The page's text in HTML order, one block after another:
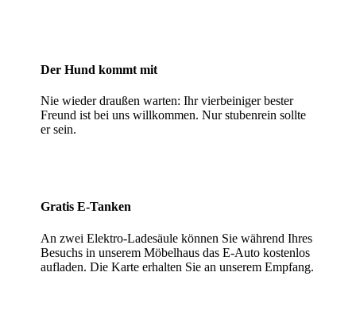
Der Hund kommt mit
Nie wieder draußen warten: Ihr vierbeiniger bester
Freund ist bei uns willkommen. Nur stubenrein sollte
er sein.
Gratis E-Tanken
An zwei Elektro-Ladesäule können Sie während Ihres
Besuchs in unserem Möbelhaus das E-Auto kostenlos
aufladen. Die Karte erhalten Sie an unserem Empfang.